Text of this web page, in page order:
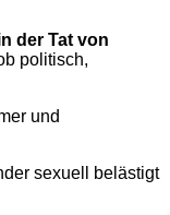
der Tat von
politisch,
und
sexuell belästigt